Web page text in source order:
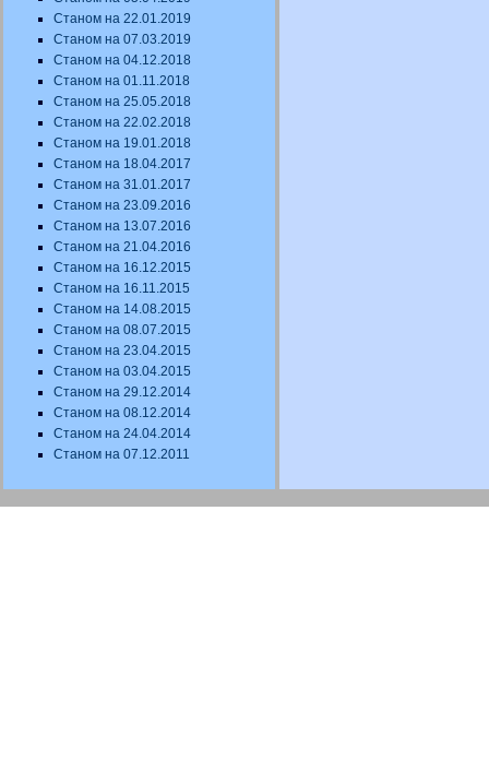
Станом на 22.01.2019
Станом на 07.03.2019
Станом на 04.12.2018
Станом на 01.11.2018
Станом на 25.05.2018
Станом на 22.02.2018
Станом на 19.01.2018
Станом на 18.04.2017
Станом на 31.01.2017
Станом на 23.09.2016
Станом на 13.07.2016
Станом на 21.04.2016
Станом на 16.12.2015
Станом на 16.11.2015
Станом на 14.08.2015
Станом на 08.07.2015
Станом на 23.04.2015
Станом на 03.04.2015
Станом на 29.12.2014
Станом на 08.12.2014
Станом на 24.04.2014
Станом на 07.12.2011